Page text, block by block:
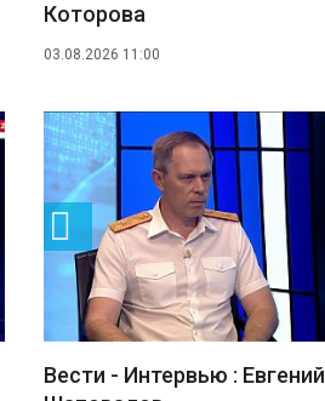
Которова
03.08.2026 11:00
Вести - Интервью : Евгений